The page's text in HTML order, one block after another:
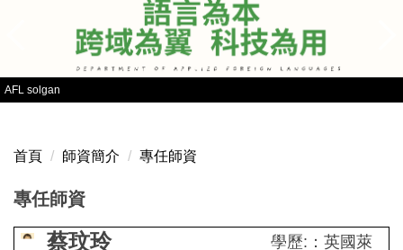
AFL solgan
首頁 師資簡介 專任師資
專任師資
蔡玟玲
學歷:：英國萊